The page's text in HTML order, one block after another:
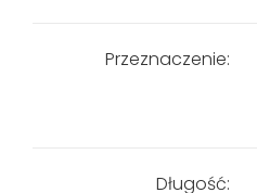
Przeznaczenie:
Długość: